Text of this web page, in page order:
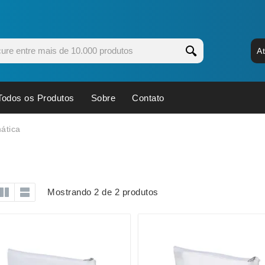
Espelhos
Lanternas
os Produtos Sobre Contato
Mostrando 2 de 2 produtos